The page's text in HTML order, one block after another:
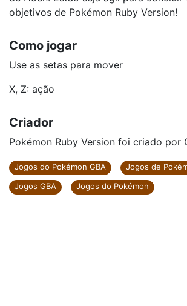
objetivos de Pokémon Ruby Version!
Como jogar
Use as setas para mover
X, Z: ação
Criador
Pokémon Ruby Version foi criado por
Jogos do Pokémon GBA
Jogos de
Jogos GBA
Jogos do Pokémon